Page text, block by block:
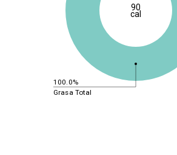
100.0%
Grasa Total
90
cal